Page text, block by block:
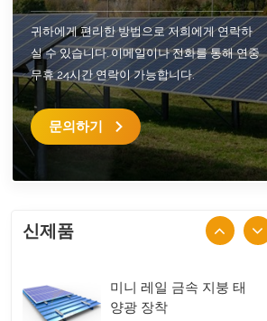
귀하에게 편리한 방법으로 저희에게 연락하
실 수 있습니다. 이메일이나 전화를 통해 연중
무휴 24시간 연락이 가능합니다.
문의하기
신제품
미니 레일 금속 지붕 태
양광 장착